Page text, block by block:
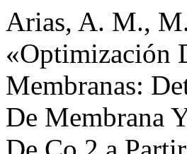
Arias, A. M.,
«Optimización
Membranas:
De Membrana